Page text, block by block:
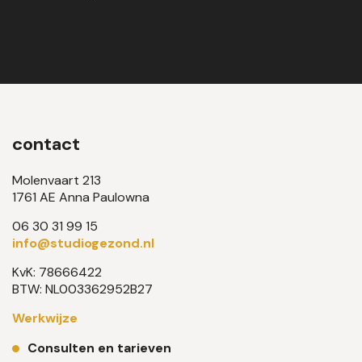
contact
Molenvaart 213
1761 AE Anna Paulowna
06 30 31 99 15
info@studiogezond.nl
KvK: 78666422
BTW: NL003362952B27
Werkwijze
Consulten en tarieven